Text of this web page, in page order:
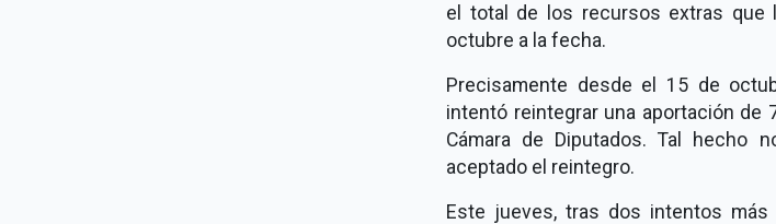
el total de los recursos extras que
octubre a la fecha.
Precisamente desde el 15 de
intentó reintegrar una aportación de
Cámara de Diputados. Tal hecho
aceptado el reintegro.
Este jueves, tras dos intentos